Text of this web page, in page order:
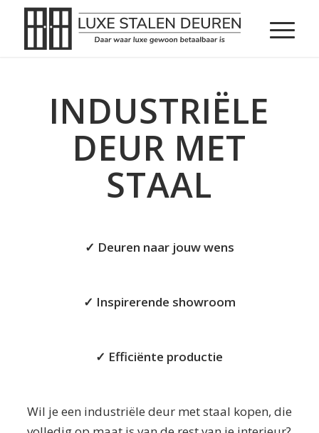
INDUSTRIËLE
DEUR MET
STAAL
✓ Deuren naar jouw wens
✓ Inspirerende showroom
✓ Efficiënte productie
Wil je een industriële deur met staal kopen, die